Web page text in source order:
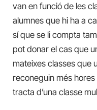
van en funció de les
alumnes que hi ha a
sí que se li compta
pot donar el cas que
mateixes classes que
reconeguin més
tracta d’una classe